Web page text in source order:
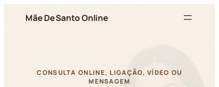
Mãe De Santo Online
CONSULTA ONLINE, LIGAÇÃO, VÍDEO OU
MENSAGEM